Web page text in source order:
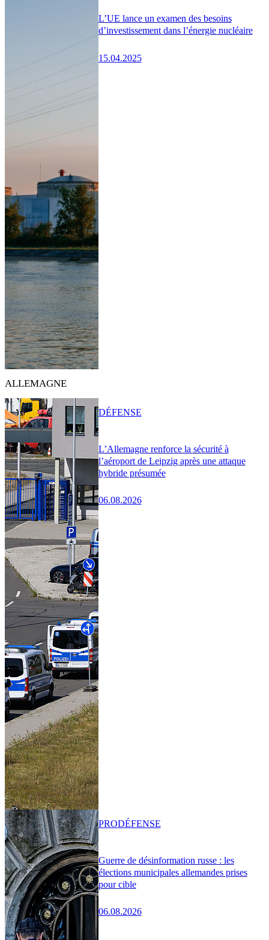
L’UE lance un examen des besoins
d’investissement dans l’énergie nucléaire
15.04.2025
ALLEMAGNE
L’Allemagne renforce la sécurité à
l’aéroport de Leipzig après une attaque
hybride présumée
06.08.2026
DÉFENSE
Guerre de désinformation russe : les
élections municipales allemandes prises
pour cible
06.08.2026
PRODÉFENSE